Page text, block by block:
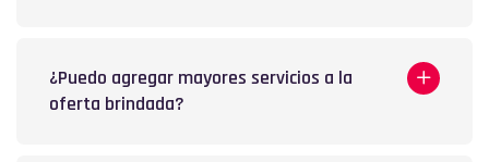
¿Puedo agregar mayores servicios a la
oferta brindada?